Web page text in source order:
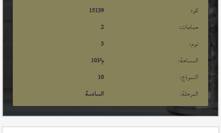
كود
15139
حمامات:
2
نوم:
3
المساحة:
103م²
النموذج:
10
المرحلة:
السادسة